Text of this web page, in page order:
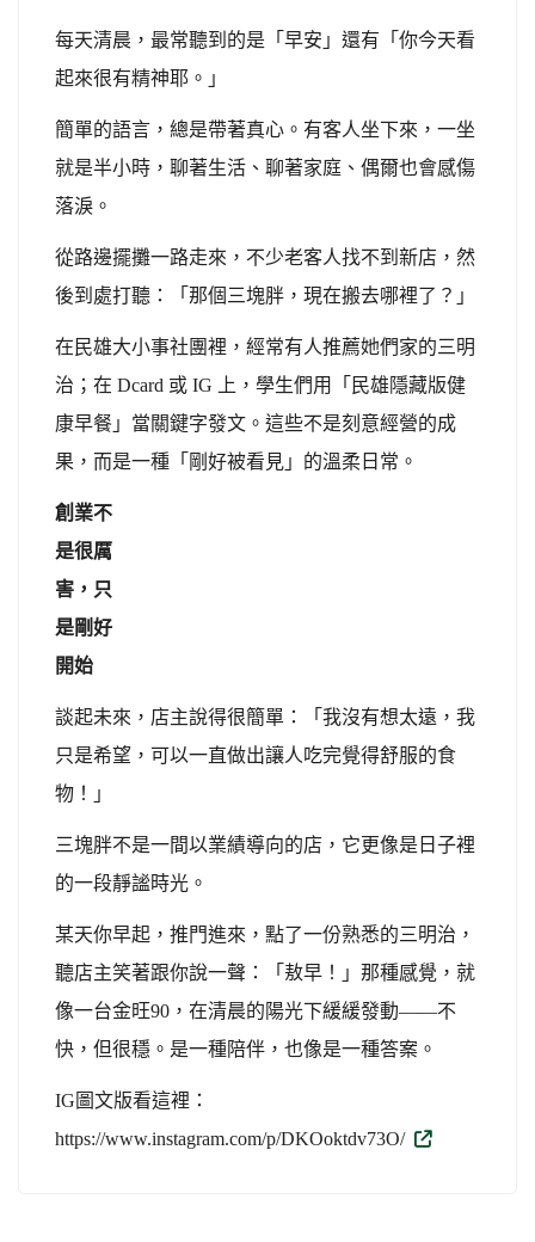
每天清晨，最常聽到的是「早安」還有「你今天看
起來很有精神耶。」
簡單的語言，總是帶著真心。有客人坐下來，一坐
就是半小時，聊著生活、聊著家庭、偶爾也會感傷
落淚。
從路邊擺攤一路走來，不少老客人找不到新店，然
後到處打聽：「那個三塊胖，現在搬去哪裡了？」
在民雄大小事社團裡，經常有人推薦她們家的三明
治；在 Dcard 或 IG 上，學生們用「民雄隱藏版健
康早餐」當關鍵字發文。這些不是刻意經營的成
果，而是一種「剛好被看見」的溫柔日常。
創業不
是很厲
害，只
是剛好
開始
談起未來，店主說得很簡單：「我沒有想太遠，我
只是希望，可以一直做出讓人吃完覺得舒服的食
物！」
三塊胖不是一間以業績導向的店，它更像是日子裡
的一段靜謐時光。
某天你早起，推門進來，點了一份熟悉的三明治，
聽店主笑著跟你說一聲：「敖早！」那種感覺，就
像一台金旺90，在清晨的陽光下緩緩發動——不
快，但很穩。是一種陪伴，也像是一種答案。
IG 圖文版看這裡：
https://www.instagram.com/p/DKOoktdv73O/